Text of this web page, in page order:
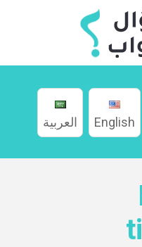
العربية English